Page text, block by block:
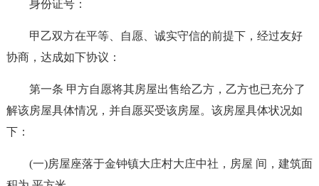
身份证号：
甲乙双方在平等、自愿、诚实守信的前提下，经过友好
协商，达成如下协议：
第一条 甲方自愿将其房屋出售给乙方，乙方也已充分了
解该房屋具体情况，并自愿买受该房屋。该房屋具体状况如
下：
(一)房屋座落于金钟镇大庄村大庄中社，房屋 间，建筑面